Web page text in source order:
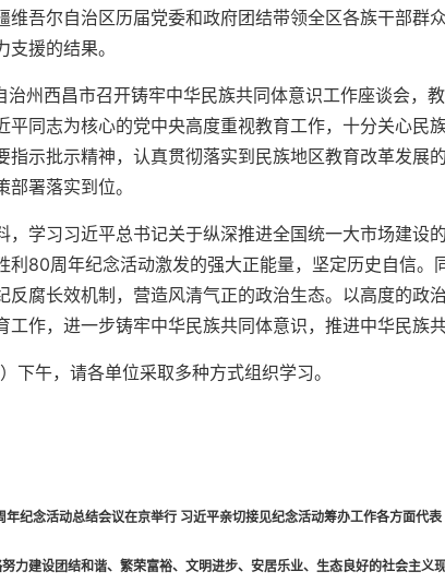
吾尔自治区历届党委和政府团结带领全区各族干部群
援的结果。
州西昌市召开铸牢中华民族共同体意识工作座谈会，
同志为核心的党中央高度重视教育工作，十分关心民
示批示精神，认真贯彻落实到民族地区教育改革发展
署落实到位。
学习习近平总书记关于纵深推进全国统一大市场建设
利80周年纪念活动激发的强大正能量，坚定历史自信。
腐长效机制，营造风清气正的政治生态。以高度的政
作，进一步铸牢中华民族共同体意识，推进中华民族共
午，请各单位采取多种方式组织学习。
纪念活动总结会议在京举行 习近平亲切接见纪念活动筹办工作各方面代表
力建设团结和谐、繁荣富裕、文明进步、安居乐业、生态良好的社会主义